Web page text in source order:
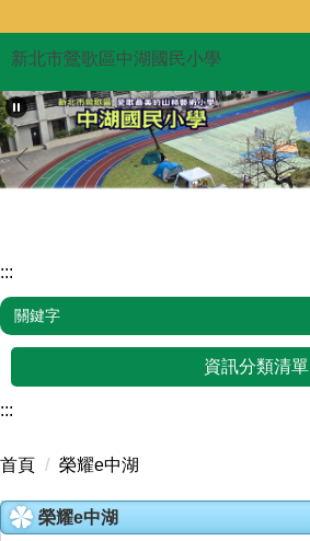
主
要
內
容
區
新北市鶯歌區中湖國民小學
:::
資訊分類清單
行政單位
家長會
:::
首頁 榮耀e中湖
榮耀e中湖